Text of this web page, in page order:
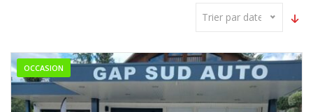
Trier par date
OCCASION